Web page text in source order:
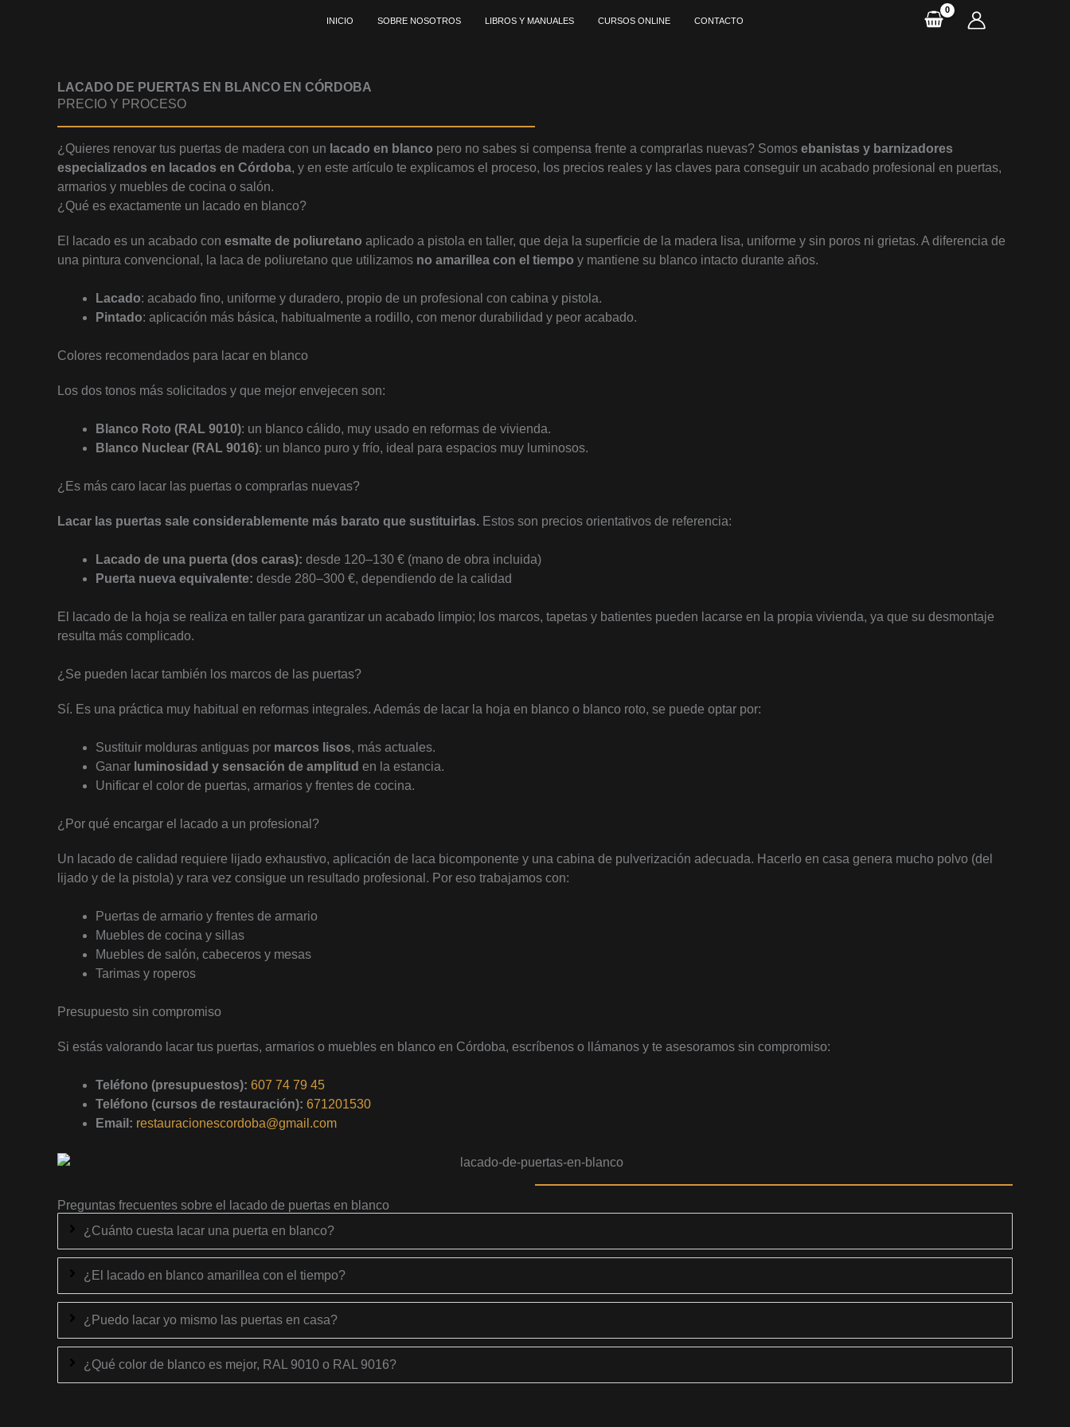
INICIO SOBRE NOSOTROS LIBROS Y MANUALES CURSOS ONLINE CONTACTO
LACADO DE PUERTAS EN BLANCO EN CÓRDOBA
PRECIO Y PROCESO
¿Quieres renovar tus puertas de madera con un lacado en blanco pero no sabes si compensa frente a comprarlas nuevas? Somos ebanistas y barnizadores
especializados en lacados en Córdoba, y en este artículo te explicamos el proceso, los precios reales y las claves para conseguir un acabado profesional en puertas,
armarios y muebles de cocina o salón.
¿Qué es exactamente un lacado en blanco?
El lacado es un acabado con esmalte de poliuretano aplicado a pistola en taller, que deja la superficie de la madera lisa, uniforme y sin poros ni grietas. A diferencia de
una pintura convencional, la laca de poliuretano que utilizamos no amarillea con el tiempo y mantiene su blanco intacto durante años.
Lacado: acabado fino, uniforme y duradero, propio de un profesional con cabina y pistola.
Pintado: aplicación más básica, habitualmente a rodillo, con menor durabilidad y peor acabado.
Colores recomendados para lacar en blanco
Los dos tonos más solicitados y que mejor envejecen son:
Blanco Roto (RAL 9010): un blanco cálido, muy usado en reformas de vivienda.
Blanco Nuclear (RAL 9016): un blanco puro y frío, ideal para espacios muy luminosos.
¿Es más caro lacar las puertas o comprarlas nuevas?
Lacar las puertas sale considerablemente más barato que sustituirlas. Estos son precios orientativos de referencia:
Lacado de una puerta (dos caras): desde 120–130 € (mano de obra incluida)
Puerta nueva equivalente: desde 280–300 €, dependiendo de la calidad
El lacado de la hoja se realiza en taller para garantizar un acabado limpio; los marcos, tapetas y batientes pueden lacarse en la propia vivienda, ya que su desmontaje
resulta más complicado.
¿Se pueden lacar también los marcos de las puertas?
Sí. Es una práctica muy habitual en reformas integrales. Además de lacar la hoja en blanco o blanco roto, se puede optar por:
Sustituir molduras antiguas por marcos lisos, más actuales.
Ganar luminosidad y sensación de amplitud en la estancia.
Unificar el color de puertas, armarios y frentes de cocina.
¿Por qué encargar el lacado a un profesional?
Un lacado de calidad requiere lijado exhaustivo, aplicación de laca bicomponente y una cabina de pulverización adecuada. Hacerlo en casa genera mucho polvo (del
lijado y de la pistola) y rara vez consigue un resultado profesional. Por eso trabajamos con:
Puertas de armario y frentes de armario
Muebles de cocina y sillas
Muebles de salón, cabeceros y mesas
Tarimas y roperos
Presupuesto sin compromiso
Si estás valorando lacar tus puertas, armarios o muebles en blanco en Córdoba, escríbenos o llámanos y te asesoramos sin compromiso:
Teléfono (presupuestos): 607 74 79 45
Teléfono (cursos de restauración): 671201530
Email: restauracionescordoba@gmail.com
Preguntas frecuentes sobre el lacado de puertas en blanco
¿Cuánto cuesta lacar una puerta en blanco?
¿El lacado en blanco amarillea con el tiempo?
¿Puedo lacar yo mismo las puertas en casa?
¿Qué color de blanco es mejor, RAL 9010 o RAL 9016?